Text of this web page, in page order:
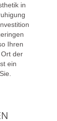
in
Ihren
der
ein